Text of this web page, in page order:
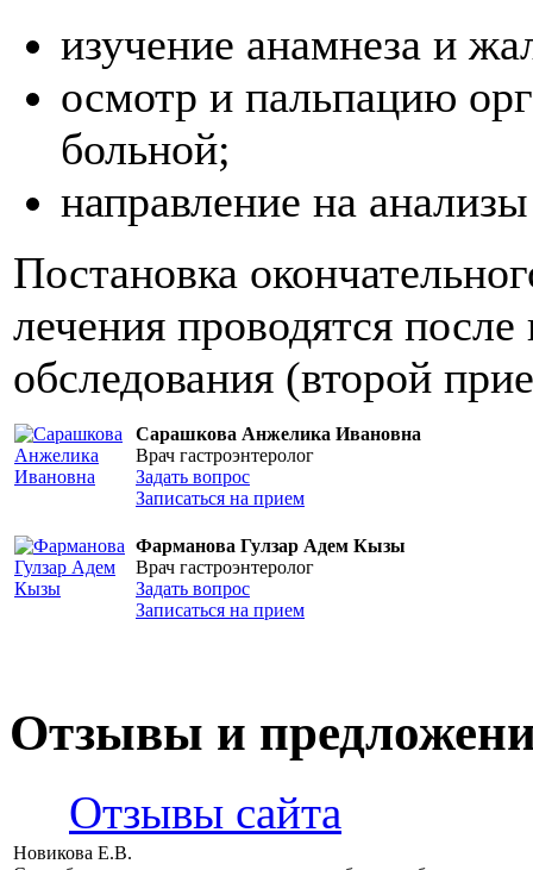
изучение анамнеза и
осмотр и пальпацию
больной;
направление на
Постановка
лечения проводятся
обследования (второй
Сарашкова Анжелика Ивановна
Врач гастроэнтеролог
Задать вопрос
Записаться на прием
Фарманова Гулзар Адем Кызы
Врач гастроэнтеролог
Задать вопрос
Записаться на прием
Отзывы и
Отзывы сайта
Новикова Е.В.